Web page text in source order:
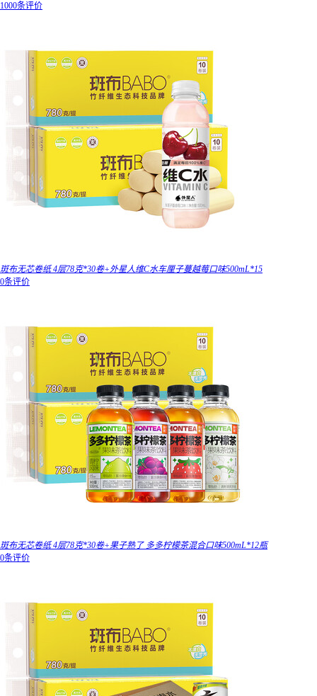
1000条评价
斑布无芯卷纸 4层78克*30卷+外星人维C水车厘子蔓越莓口味500mL*15
0条评价
斑布无芯卷纸 4层78克*30卷+果子熟了 多多柠檬茶混合口味500mL*12瓶
0条评价